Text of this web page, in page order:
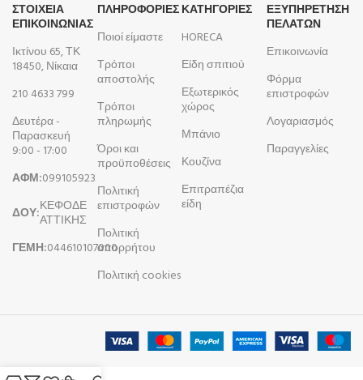
ΣΤΟΙΧΕΙΑ
ΕΠΙΚΟΙΝΩΝΙΑΣ
Ικτίνου 65, ΤΚ
18450, Νίκαια
210 4633 799
Δευτέρα -
Παρασκευή
9:00 - 17:00
ΑΦΜ:099105923
ΔΟΥ:ΚΕΦΟΔΕ
ΑΤΤΙΚΗΣ
ΓΕΜΗ:044610107000
ΠΛΗΡΟΦΟΡΊΕΣ
Ποιοί είμαστε
Τρόποι
αποστολής
Τρόποι
πληρωμής
Όροι και
προϋποθέσεις
Πολιτική
επιστροφών
Πολιτική
απορρήτου
Πολιτική cookies
ΚΑΤΗΓΟΡΙΕΣ
HORECA
Είδη σπιτιού
Εξωτερικός
χώρος
Μπάνιο
Κουζίνα
Επιτραπέζια
είδη
ΕΞΥΠΗΡΕΤΗΣΗ
ΠΕΛΑΤΩΝ
Επικοινωνία
Φόρμα
επιστροφών
Λογαριασμός
Παραγγελίες